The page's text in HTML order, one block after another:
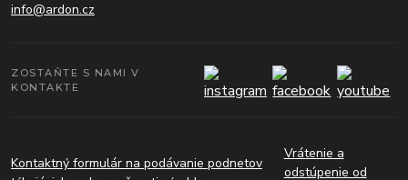
info@ardon.cz
ZOSTAŇTE S NAMI V
KONTAKTE
Kontaktný formulár na podávanie podnetov
Vrátenie a
odstúpenie od